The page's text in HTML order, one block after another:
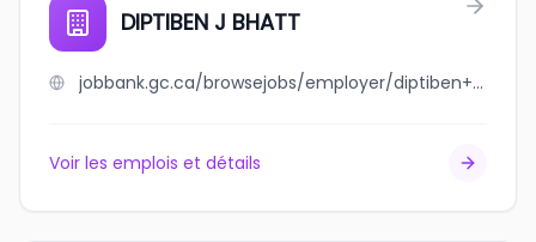
DIPTIBEN J BHATT
jobbank.gc.ca/browsejobs/employer/diptiben+j+bhatt/ca
Voir les emplois et détails